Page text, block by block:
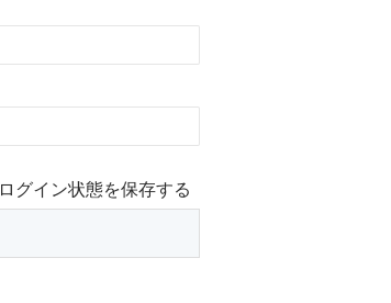
ログイン状態を保存する